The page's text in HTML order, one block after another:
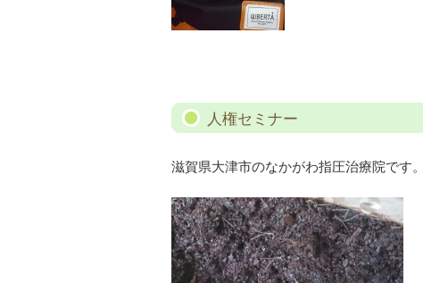
人権セミナー
滋賀県大津市のなかがわ指圧治療院です。